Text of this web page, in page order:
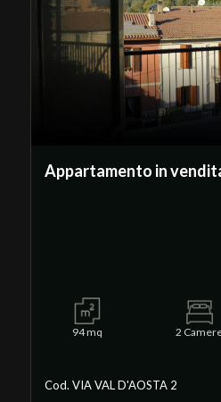
Appartamento in
94 mq 2
Cod. VIA VAL D'AOSTA 2